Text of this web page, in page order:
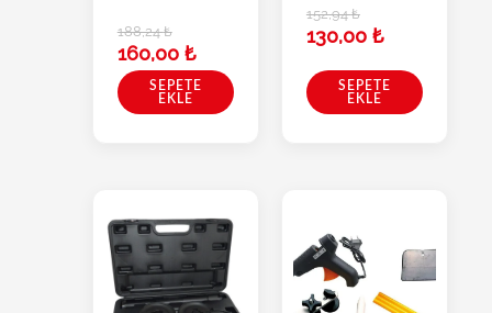
188,24₺
160,00 ₺
SEPETE
EKLE
152,94₺
130,00 ₺
SEPETE
EKLE